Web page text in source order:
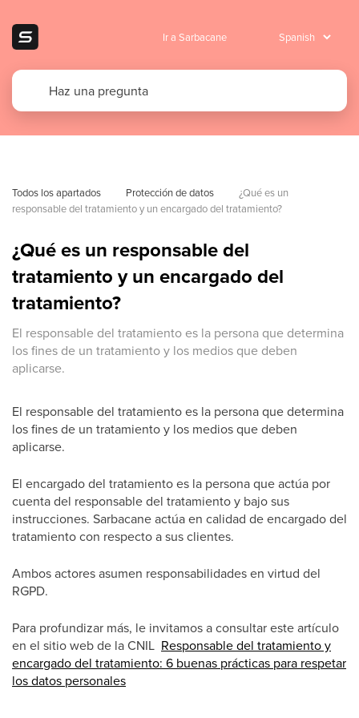
Ir a Sarbacane
Todos los apartados Protección de datos
¿Qué es un
responsable del tratamiento y un encargado del tratamiento?
¿Qué es un responsable del
tratamiento y un encargado del
tratamiento?
El responsable del tratamiento es la persona que determina
los fines de un tratamiento y los medios que deben
aplicarse.
El responsable del tratamiento es la persona que determina
los fines de un tratamiento y los medios que deben
aplicarse.
El encargado del tratamiento es la persona que actúa por
cuenta del responsable del tratamiento y bajo sus
instrucciones. Sarbacane actúa en calidad de encargado del
tratamiento con respecto a sus clientes.
Ambos actores asumen responsabilidades en virtud del
RGPD.
Para profundizar más, le invitamos a consultar este artículo
en el sitio web de la CNIL Responsable del tratamiento y
encargado del tratamiento: 6 buenas prácticas para respetar
los datos personales